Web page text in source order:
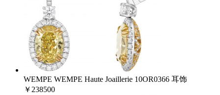
WEMPE WEMPE Haute Joaillerie 10OR0366 耳饰
￥238500